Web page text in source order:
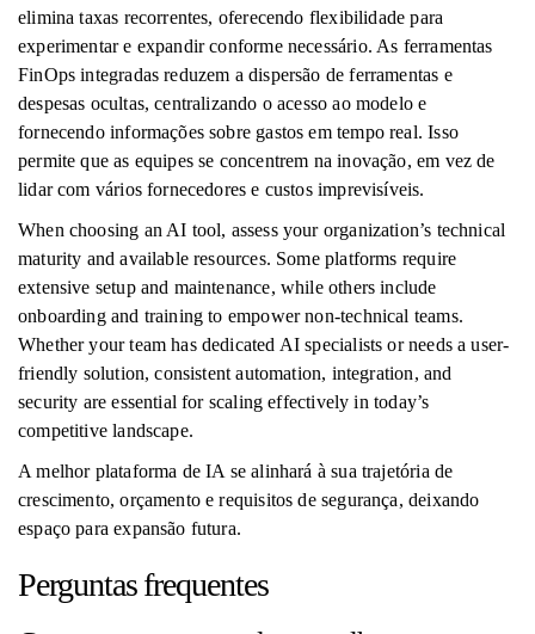
elimina taxas recorrentes, oferecendo flexibilidade para
experimentar e expandir conforme necessário. As ferramentas
FinOps integradas reduzem a dispersão de ferramentas e
despesas ocultas, centralizando o acesso ao modelo e
fornecendo informações sobre gastos em tempo real. Isso
permite que as equipes se concentrem na inovação, em vez de
lidar com vários fornecedores e custos imprevisíveis.
When choosing an AI tool, assess your organization’s technical
maturity and available resources. Some platforms require
extensive setup and maintenance, while others include
onboarding and training to empower non-technical teams.
Whether your team has dedicated AI specialists or needs a user-
friendly solution, consistent automation, integration, and
security are essential for scaling effectively in today’s
competitive landscape.
A melhor plataforma de IA se alinhará à sua trajetória de
crescimento, orçamento e requisitos de segurança, deixando
espaço para expansão futura.
Perguntas frequentes